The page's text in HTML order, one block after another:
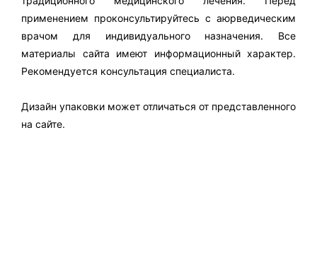
применением проконсультируйтесь с аюрведическим
врачом для индивидуального назначения. Все
материалы сайта имеют информационный характер.
Рекомендуется консультация специалиста.
Дизайн упаковки может отличаться от представленного
на сайте.